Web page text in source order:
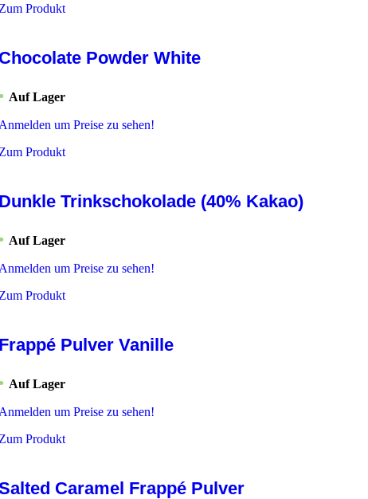
Produkt
Powder White
Auf Lager
um Preise zu sehen!
Produkt
Trinkschokolade (40% Kakao)
Auf Lager
um Preise zu sehen!
Produkt
Pulver Vanille
Auf Lager
um Preise zu sehen!
Produkt
Caramel Frappé Pulver